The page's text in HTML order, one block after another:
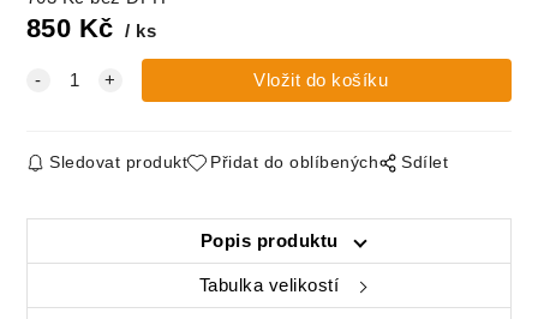
850 Kč ks
Sledovat produkt Přidat do oblíbených Sdílet
Popis produktu
Tabulka velikostí